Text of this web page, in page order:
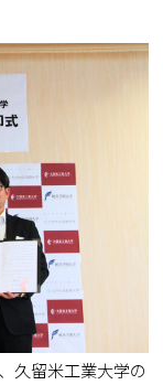
久留米工業大学の